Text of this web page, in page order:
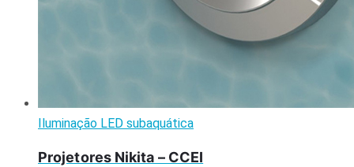
Iluminação LED subaquática
Projetores Nikita – CCEI